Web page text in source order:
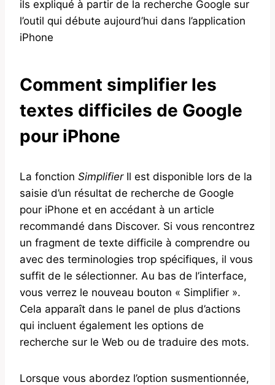
ils expliqué à partir de la recherche Google sur
l’outil qui débute aujourd’hui dans l’application
iPhone
Comment simplifier les
textes difficiles de Google
pour iPhone
La fonction SimplifierIl est disponible lors de la
saisie d’un résultat de recherche de Google
pour iPhone et en accédant à un article
recommandé dans Discover. Si vous rencontrez
un fragment de texte difficile à comprendre ou
avec des terminologies trop spécifiques, il vous
suffit de le sélectionner. Au bas de l’interface,
vous verrez le nouveau bouton « Simplifier ».
Cela apparaît dans le panel de plus d’actions
qui incluent également les options de
recherche sur le Web ou de traduire des mots.
Lorsque vous abordez l’option susmentionnée,